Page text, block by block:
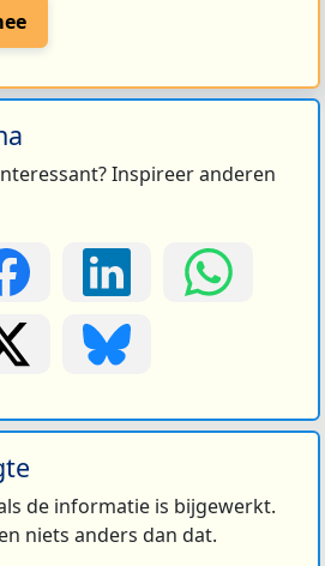
Inspireer anderen
de informatie is bijgewerkt.
niets anders dan dat.